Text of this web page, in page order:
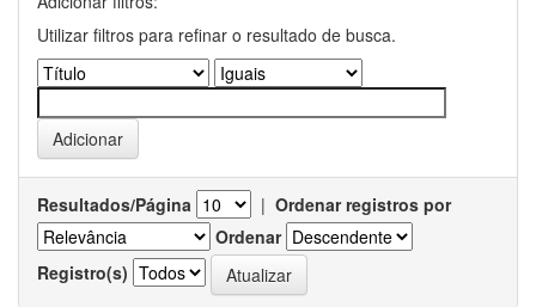
Utilizar filtros para refinar o resultado de busca.
Resultados/Página | Ordenar registros por
Ordenar
Registro(s)